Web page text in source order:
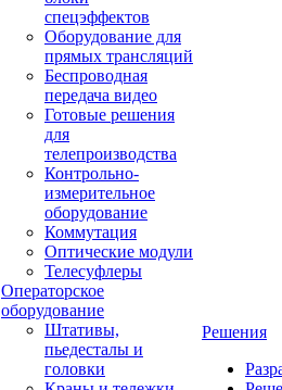
спецэффектов
Оборудование для
прямых трансляций
Беспроводная
передача видео
Готовые решения
для
телепроизводства
Контрольно-
измерительное
оборудование
Коммутация
Оптические модули
Телесуфлеры
Операторское
оборудование
Штативы,
пьедесталы и
головки
Решения